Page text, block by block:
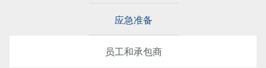
应急准备
员工和承包商